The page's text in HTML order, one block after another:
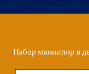
Набор миниатюр в